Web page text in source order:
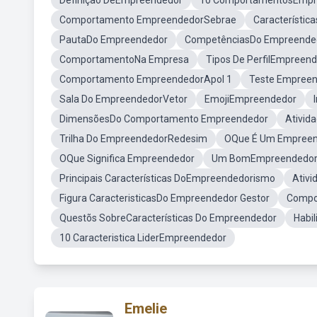
Comportamento EmpreendedorSebrae
PautaDo Empreendedor
CompetênciasDo
ComportamentoNa Empresa
Tipos De
Comportamento EmpreendedorApol 1
Teste
Sala Do EmpreendedorVetor
EmojiEmpreendedor
DimensõesDo Comportamento Empreendedor
Trilha Do EmpreendedorRedesim
OQue É Um
OQue Significa Empreendedor
Um BomEmpreendedor
Principais Características DoEmpreendedorismo
Figura CaracteristicasDo Empreendedor Gestor
Questõs SobreCaracterísticas Do Empreendedor
10 Caracteristica LiderEmpreendedor
Emelie